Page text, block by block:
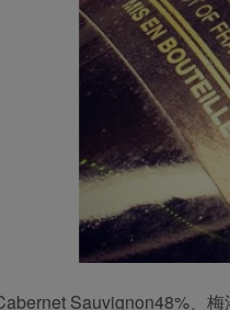
Sauvignon48%、